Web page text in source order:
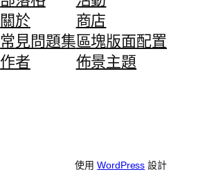
關於
常見問題集
作者
商店
區塊版面配置
佈景主題
使用WordPress 設計